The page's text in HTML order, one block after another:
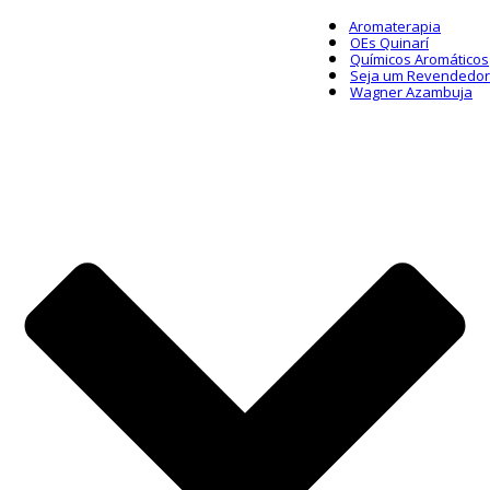
Aromaterapia
OEs Quinarí
Químicos Aromáticos
Seja um Revendedor
Wagner Azambuja